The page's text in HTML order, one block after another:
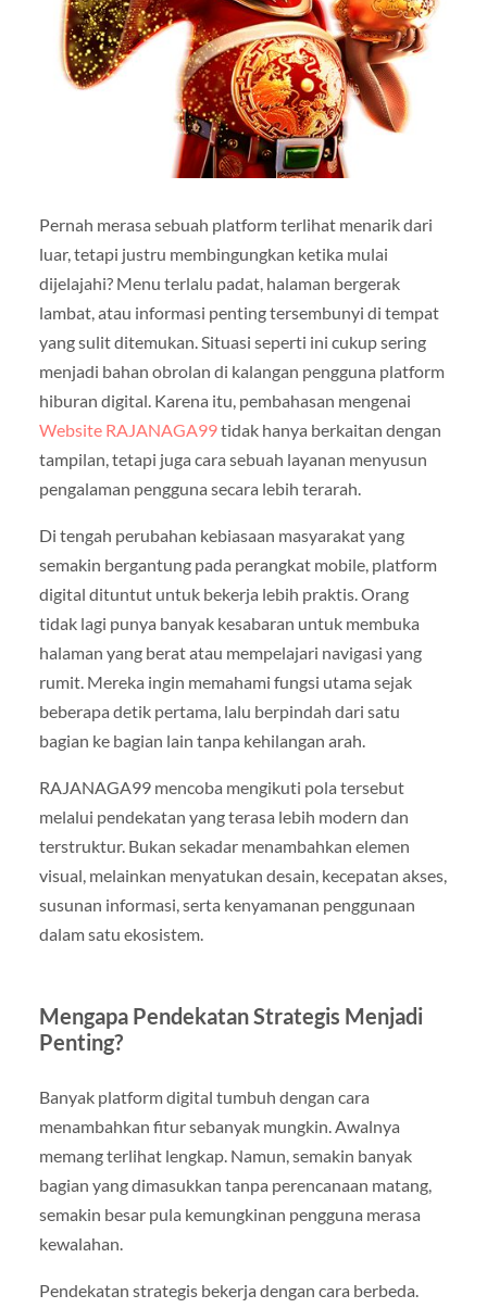
Pernah merasa sebuah platform terlihat menarik dari
luar, tetapi justru membingungkan ketika mulai
dijelajahi? Menu terlalu padat, halaman bergerak
lambat, atau informasi penting tersembunyi di tempat
yang sulit ditemukan. Situasi seperti ini cukup sering
menjadi bahan obrolan di kalangan pengguna platform
hiburan digital. Karena itu, pembahasan mengenai
Website RAJANAGA99tidak hanya berkaitan dengan
tampilan, tetapi juga cara sebuah layanan menyusun
pengalaman pengguna secara lebih terarah.
Di tengah perubahan kebiasaan masyarakat yang
semakin bergantung pada perangkat mobile, platform
digital dituntut untuk bekerja lebih praktis. Orang
tidak lagi punya banyak kesabaran untuk membuka
halaman yang berat atau mempelajari navigasi yang
rumit. Mereka ingin memahami fungsi utama sejak
beberapa detik pertama, lalu berpindah dari satu
bagian ke bagian lain tanpa kehilangan arah.
RAJANAGA99 mencoba mengikuti pola tersebut
melalui pendekatan yang terasa lebih modern dan
terstruktur. Bukan sekadar menambahkan elemen
visual, melainkan menyatukan desain, kecepatan akses,
susunan informasi, serta kenyamanan penggunaan
dalam satu ekosistem.
Mengapa Pendekatan Strategis Menjadi
Penting?
Banyak platform digital tumbuh dengan cara
menambahkan fitur sebanyak mungkin. Awalnya
memang terlihat lengkap. Namun, semakin banyak
bagian yang dimasukkan tanpa perencanaan matang,
semakin besar pula kemungkinan pengguna merasa
kewalahan.
Pendekatan strategis bekerja dengan cara berbeda.